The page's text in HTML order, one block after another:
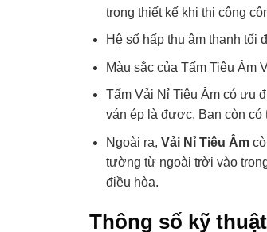
trong thiết kế khi thi công
Hệ số hấp thụ âm thanh tối
Màu sắc của Tấm Tiêu Âm
Tấm Vải Nỉ Tiêu Âm có ưu
ván ép là được. Bạn còn có
Ngoài ra, Vải Nỉ Tiêu Âm
tường từ ngoài trời vào
điều hòa.
Thông số kỹ